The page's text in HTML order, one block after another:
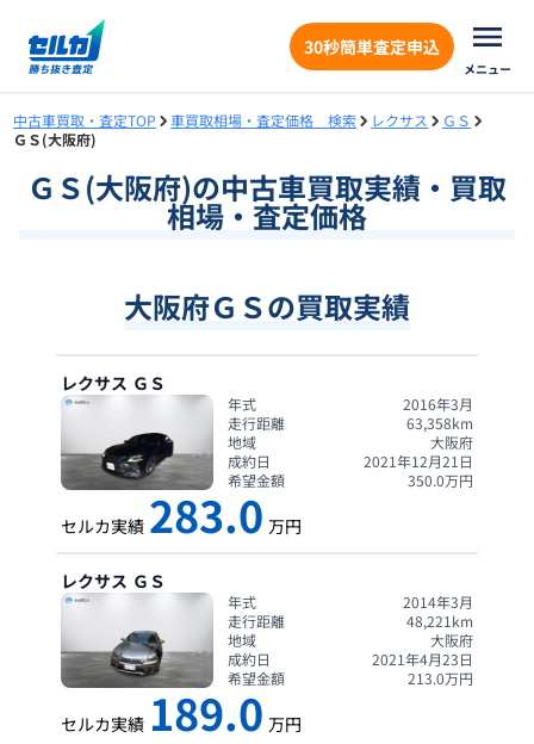
30秒簡単査定申込
メニュー
中古車買取・査定TOP 車買取相場・査定価格 検索 レクサス
ＧＳ
ＧＳ(大阪府)
ＧＳ(大阪府)の中古車買取実績・買取
相場・査定価格
大阪府ＧＳの買取実績
レクサス ＧＳ
年式
2016年3月
走行距離
63,358km
地域
大阪府
成約日
2021年12月21日
希望金額
350.0万円
セルカ実績 283.0 万円
レクサス ＧＳ
年式
2014年3月
走行距離
48,221 km
地域
大阪府
成約日
2021年4月23日
希望金額
213.0万円
セルカ実績 189.0 万円